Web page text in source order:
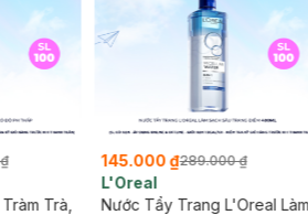
Trà,
145.000 ₫289.000 ₫
L'Oreal
Nước Tẩy Trang L'Oreal Làm